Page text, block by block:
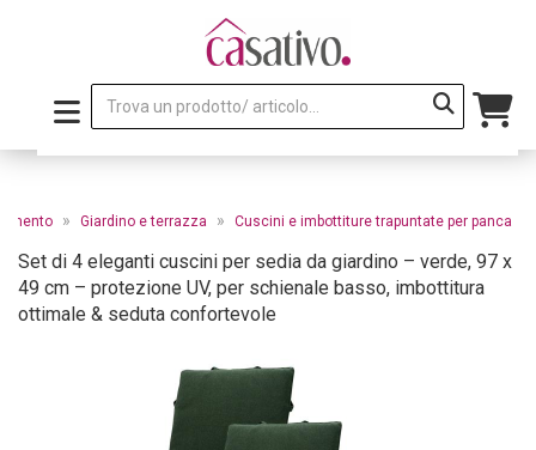
» Giardino e terrazza » Cuscini e imbottiture trapuntate per panca
Set di 4 eleganti cuscini per sedia da giardino – verde, 97 x
49 cm – protezione UV, per schienale basso, imbottitura
ottimale & seduta confortevole